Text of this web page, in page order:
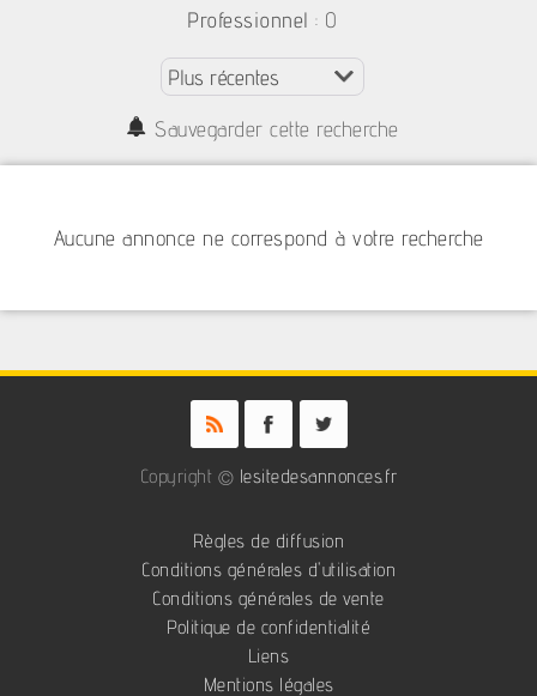
Professionnel : 0
Sauvegarder cette recherche
Aucune annonce ne correspond à votre recherche
Copyright © lesitedesannonces.fr
Règles de diffusion
Conditions générales d'utilisation
Conditions générales de vente
Politique de confidentialité
Liens
Mentions légales